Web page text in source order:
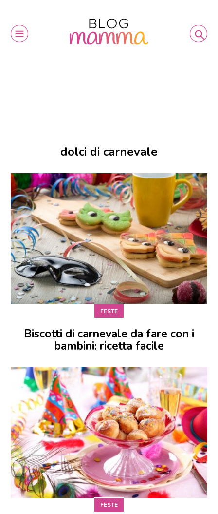
dolci di carnevale
FESTE
Biscotti di carnevale da fare con i
bambini: ricetta facile
FESTE